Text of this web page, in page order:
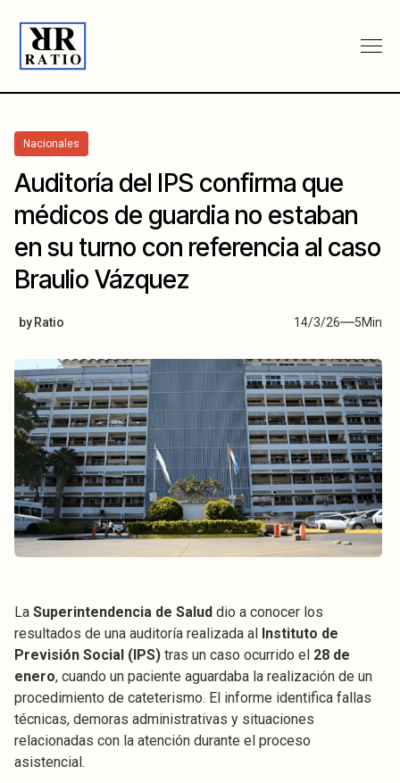
Nacionales
Auditoría del IPS confirma que
médicos de guardia no estaban
en su turno con referencia al caso
Braulio Vázquez
by Ratio 14/3/26 5Min
La Superintendencia de Salud dio a conocer los
resultados de una auditoría realizada al
Instituto de
Previsión Social (IPS) tras un caso ocurrido el 28 de
enero, cuando un paciente aguardaba la realización de un
procedimiento de cateterismo. El informe identifica fallas
técnicas, demoras administrativas y situaciones
relacionadas con la atención durante el proceso
asistencial.